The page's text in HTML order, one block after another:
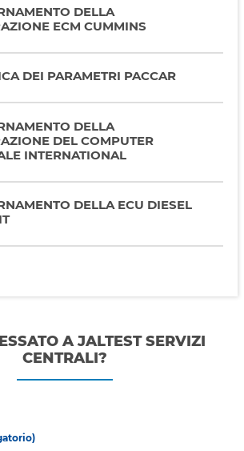
DELLA
ECM CUMMINS
DEI PARAMETRI PACCAR
DELLA
DEL COMPUTER
INTERNATIONAL
DELLA ECU DIESEL
A JALTEST SERVIZI
CENTRALI?